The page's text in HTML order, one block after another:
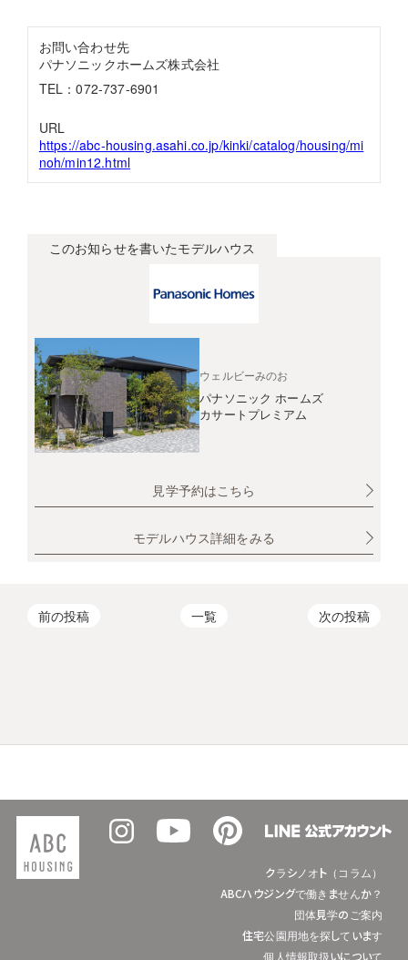
お問い合わせ先
パナソニックホームズ株式会社
TEL：072-737-6901
URL
https://abc-housing.asahi.co.jp/kinki/catalog/housing/mi
noh/min12.html
このお知らせを書いたモデルハウス
ウェルビーみのお
パナソニック ホームズ
カサートプレミアム
見学予約はこちら
モデルハウス詳細をみる
前の投稿 一覧 次の投稿
クラシノオト（コラム）
ABCハウジングで働きませんか？
団体見学のご案内
住宅公園用地を探しています